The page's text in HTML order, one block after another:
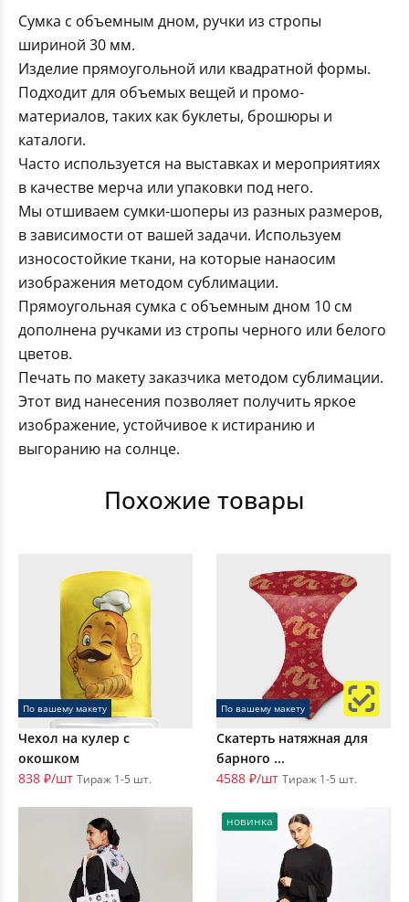
Сумка с объемным дном, ручки из стропы
шириной 30 мм.
Изделие прямоугольной или квадратной формы.
Подходит для объемых вещей и промо-
материалов, таких как буклеты, брошюры и
каталоги.
Часто используется на выставках и мероприятиях
в качестве мерча или упаковки под него.
Мы отшиваем сумки-шоперы из разных размеров,
в зависимости от вашей задачи. Используем
износостойкие ткани, на которые нанаосим
изображения методом сублимации.
Прямоугольная сумка с объемным дном 10 см
дополнена ручками из стропы черного или белого
цветов.
Печать по макету заказчика методом сублимации.
Этот вид нанесения позволяет получить яркое
изображение, устойчивое к истиранию и
выгоранию на солнце.
Похожие товары
По вашему макету
Чехол на кулер с
окошком
838 ₽/шт Тираж 1-5 шт.
По вашему макету
Скатерть натяжная для
барного ...
4588 ₽/шт Тираж 1-5 шт.
новинка